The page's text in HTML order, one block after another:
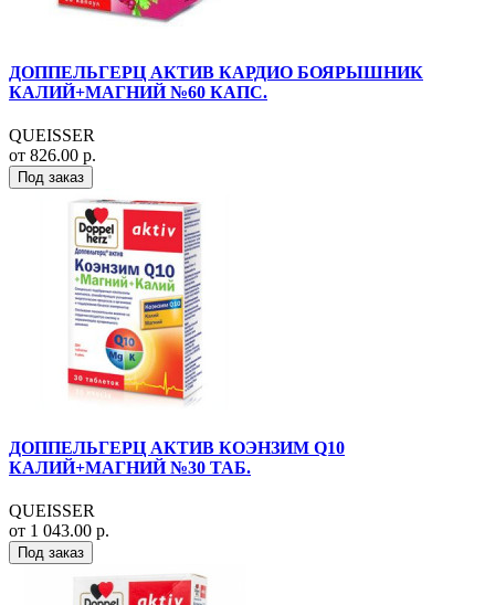
ДОППЕЛЬГЕРЦ АКТИВ КАРДИО БОЯРЫШНИК
КАЛИЙ+МАГНИЙ №60 КАПС.
QUEISSER
от 826.00 р.
Под заказ
ДОППЕЛЬГЕРЦ АКТИВ КОЭНЗИМ Q10
КАЛИЙ+МАГНИЙ №30 ТАБ.
QUEISSER
от 1 043.00 р.
Под заказ